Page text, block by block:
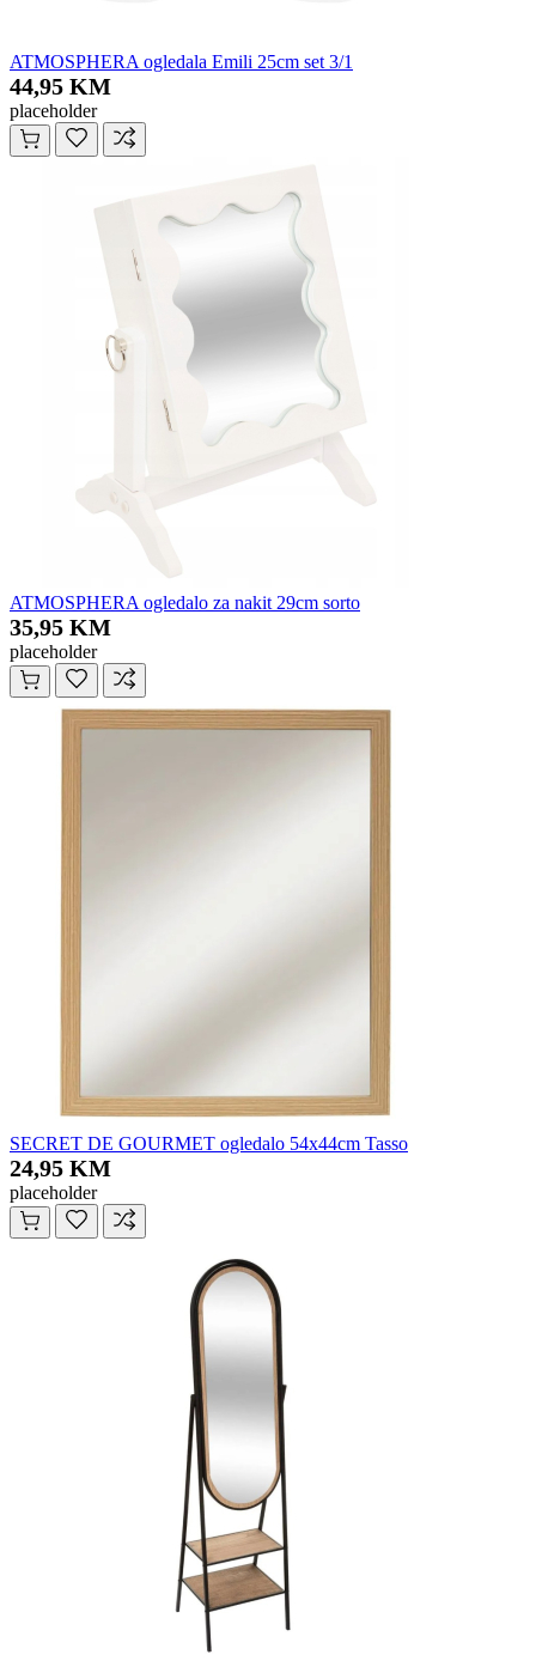
ATMOSPHERA ogledala Emili 25cm set 3/1
44,95 KM
placeholder
ATMOSPHERA ogledalo za nakit 29cm sorto
35,95 KM
placeholder
SECRET DE GOURMET ogledalo 54x44cm Tasso
24,95 KM
placeholder